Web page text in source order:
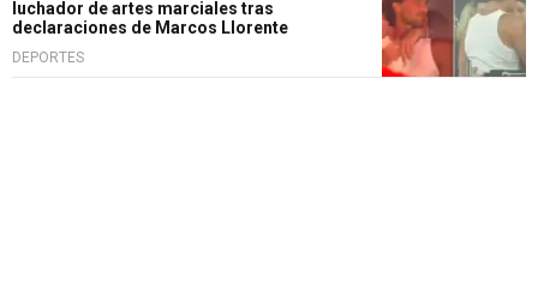
luchador de artes marciales tras
declaraciones de Marcos Llorente
DEPORTES